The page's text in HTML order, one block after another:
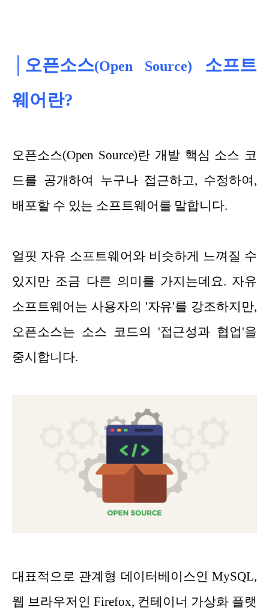
│오픈소스(Open Source)
소프트
웨어란?
오픈소스(Open Source)란 개발 핵심 소스 코
드를 공개하여 누구나 접근하고, 수정하여,
배포할 수 있는 소프트웨어를 말합니다.
얼핏 자유 소프트웨어와 비슷하게 느껴질 수
있지만 조금 다른 의미를 가지는데요. 자유
소프트웨어는 사용자의 '자유'를 강조하지만,
오픈소스는 소스 코드의 '접근성과 협업'을
중시합니다.
대표적으로 관계형 데이터베이스인 MySQL,
웹 브라우저인 Firefox, 컨테이너 가상화 플랫